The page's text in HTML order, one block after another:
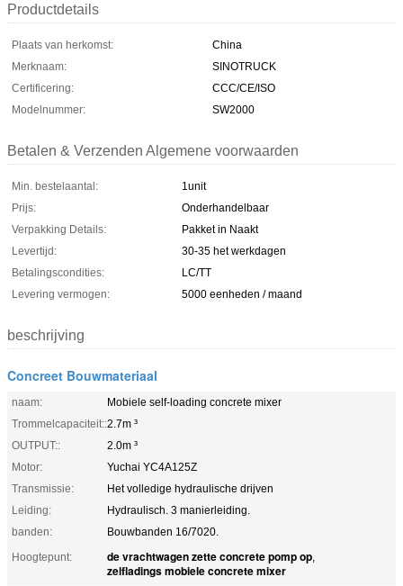
Productdetails
Plaats van herkomst:
China
Merknaam:
SINOTRUCK
Certificering:
CCC/CE/ISO
Modelnummer:
SW2000
Betalen & Verzenden Algemene voorwaarden
Min. bestelaantal:
1unit
Prijs:
Onderhandelbaar
Verpakking Details:
Pakket in Naakt
Levertijd:
30-35 het werkdagen
Betalingscondities:
LC/TT
Levering vermogen:
5000 eenheden / maand
beschrijving
Concreet Bouwmateriaal
naam:
Mobiele self-loading concrete mixer
Trommelcapaciteit::2.7m ³
OUTPUT::
2.0m ³
Motor:
Yuchai YC4A125Z
Transmissie:
Het volledige hydraulische drijven
Leiding:
Hydraulisch. 3 manierleiding.
banden:
Bouwbanden 16/7020.
Hoogtepunt:
de vrachtwagen zette concrete pomp op,
zelfladings mobiele concrete mixer